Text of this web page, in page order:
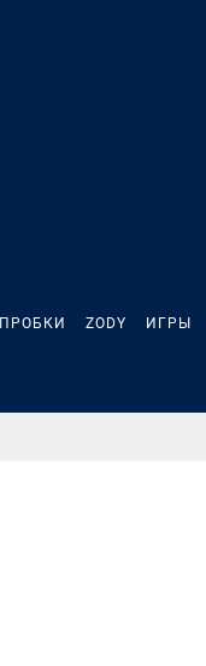
ПРОБКИ ZODY ИГРЫ